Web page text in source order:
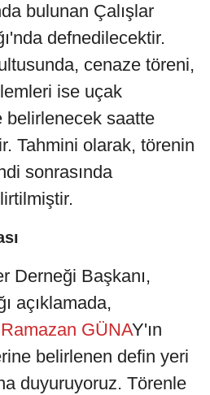
bulunan Çalışlar
defnedilecektir.
cenaze töreni,
ise uçak
belirlenecek saatte
Tahmini olarak, törenin
sonrasında
Derneği Başkanı,
açıklamada,
Ramazan GÜNAY'ın
belirlenen defin yeri
duyuruyoruz. Törenle